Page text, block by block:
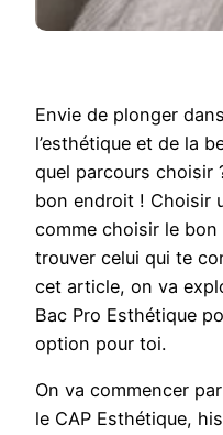
Envie de plonger
l’esthétique et de la
quel parcours choisir
bon endroit ! Choisir
comme choisir le
trouver celui qui te
cet article, on va
Bac Pro Esthétique
option pour toi.
On va commencer
le CAP Esthétique,